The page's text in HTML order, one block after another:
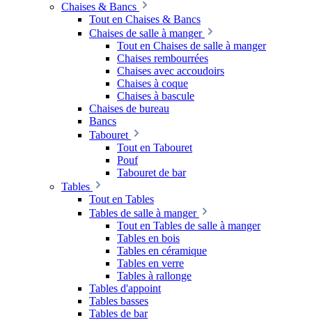
Chaises & Bancs
Tout en Chaises & Bancs
Chaises de salle à manger
Tout en Chaises de salle à manger
Chaises rembourrées
Chaises avec accoudoirs
Chaises à coque
Chaises à bascule
Chaises de bureau
Bancs
Tabouret
Tout en Tabouret
Pouf
Tabouret de bar
Tables
Tout en Tables
Tables de salle à manger
Tout en Tables de salle à manger
Tables en bois
Tables en céramique
Tables en verre
Tables à rallonge
Tables d'appoint
Tables basses
Tables de bar